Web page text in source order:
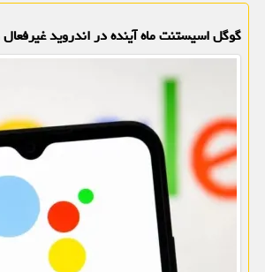
گوگل اسیستنت ماه آینده در اندروید